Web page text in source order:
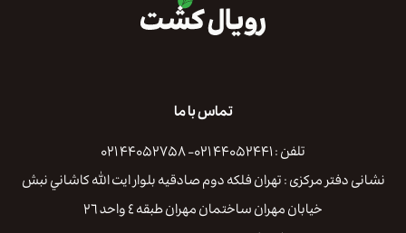
تماس با ما
تلفن : ۴۴۰۵۲۴۴۱ ۰۲۱- ۴۴۰۵۲۷۵۸ ۰۲۱
نشانی دفتر مرکزی : تهران فلكه دوم صادقيه بلوار ايت الله كاشاني نبش
خيابان مهران ساختمان مهران طبقه ٤ واحد ٢٦